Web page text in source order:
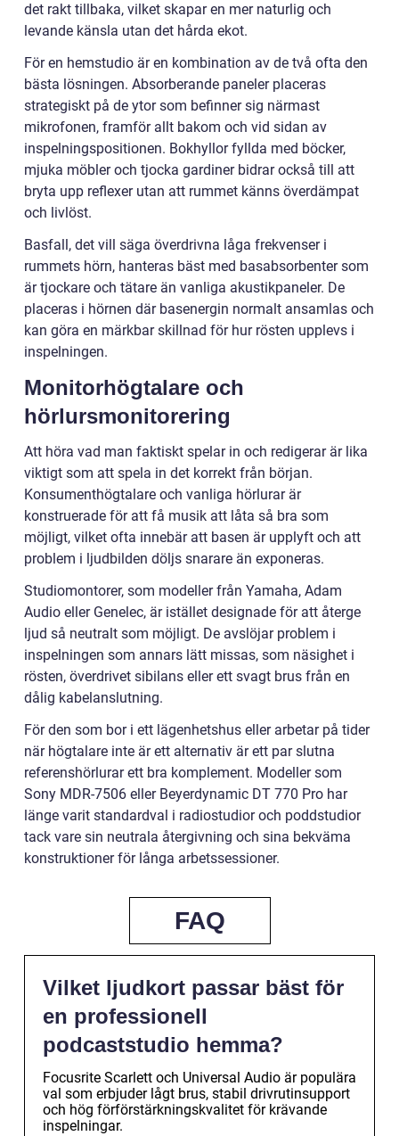
det rakt tillbaka, vilket skapar en mer naturlig och
levande känsla utan det hårda ekot.
För en hemstudio är en kombination av de två ofta den
bästa lösningen. Absorberande paneler placeras
strategiskt på de ytor som befinner sig närmast
mikrofonen, framför allt bakom och vid sidan av
inspelningspositionen. Bokhyllor fyllda med böcker,
mjuka möbler och tjocka gardiner bidrar också till att
bryta upp reflexer utan att rummet känns överdämpat
och livlöst.
Basfall, det vill säga överdrivna låga frekvenser i
rummets hörn, hanteras bäst med basabsorbenter som
är tjockare och tätare än vanliga akustikpaneler. De
placeras i hörnen där basenergin normalt ansamlas och
kan göra en märkbar skillnad för hur rösten upplevs i
inspelningen.
Monitorhögtalare och
hörlursmonitorering
Att höra vad man faktiskt spelar in och redigerar är lika
viktigt som att spela in det korrekt från början.
Konsumenthögtalare och vanliga hörlurar är
konstruerade för att få musik att låta så bra som
möjligt, vilket ofta innebär att basen är upplyft och att
problem i ljudbilden döljs snarare än exponeras.
Studiomontorer, som modeller från Yamaha, Adam
Audio eller Genelec, är istället designade för att återge
ljud så neutralt som möjligt. De avslöjar problem i
inspelningen som annars lätt missas, som näsighet i
rösten, överdrivet sibilans eller ett svagt brus från en
dålig kabelanslutning.
För den som bor i ett lägenhetshus eller arbetar på tider
när högtalare inte är ett alternativ är ett par slutna
referenshörlurar ett bra komplement. Modeller som
Sony MDR-7506 eller Beyerdynamic DT 770 Pro har
länge varit standardval i radiostudior och poddstudior
tack vare sin neutrala återgivning och sina bekväma
konstruktioner för långa arbetssessioner.
FAQ
Vilket ljudkort passar bäst för
en professionell
podcaststudio hemma?
Focusrite Scarlett och Universal Audio är populära
val som erbjuder lågt brus, stabil drivrutinsupport
och hög förförstärkningskvalitet för krävande
inspelningar.